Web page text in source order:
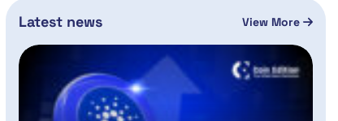
Latest news View More